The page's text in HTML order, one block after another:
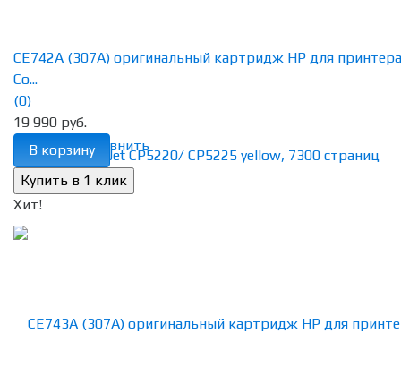
избранное сравнить
CE742A (307A) оригинальный картридж HP для
Co...
(0)
19 990 руб.
В корзину
Хит!